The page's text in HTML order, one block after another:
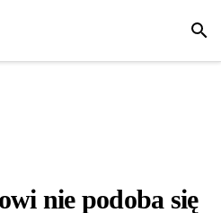
nie podoba się